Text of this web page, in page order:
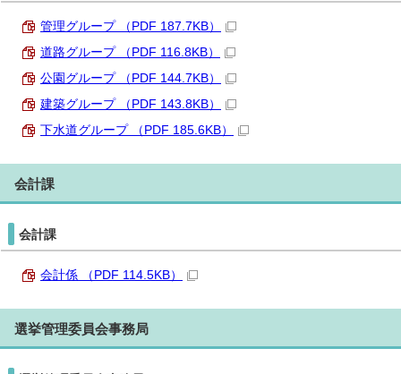
管理グループ （PDF 187.7KB）
道路グループ （PDF 116.8KB）
公園グループ （PDF 144.7KB）
建築グループ （PDF 143.8KB）
下水道グループ （PDF 185.6KB）
会計課
会計課
会計係 （PDF 114.5KB）
選挙管理委員会事務局